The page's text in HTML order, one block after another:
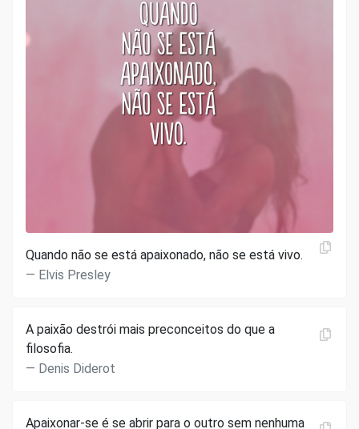
Quando não se está apaixonado, não se está vivo.
Elvis Presley
A paixão destrói mais preconceitos do que a
filosofia.
Denis Diderot
Apaixonar-se é se abrir para o outro sem nenhuma